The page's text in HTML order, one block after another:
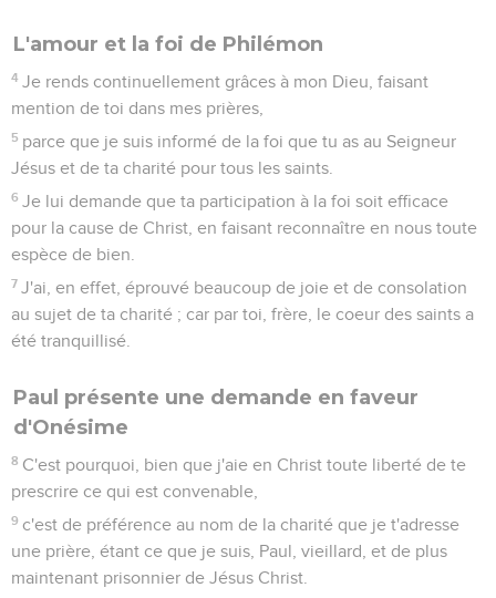
L'amour et la foi de Philémon
4 Je rends continuellement grâces à mon Dieu, faisant
mention de toi dans mes prières,
5 parce que je suis informé de la foi que tu as au Seigneur
Jésus et de ta charité pour tous les saints.
6 Je lui demande que ta participation à la foi soit efficace
pour la cause de Christ, en faisant reconnaître en nous toute
espèce de bien.
7 J'ai, en effet, éprouvé beaucoup de joie et de consolation
au sujet de ta charité ; car par toi, frère, le coeur des saints a
été tranquillisé.
Paul présente une demande en faveur
d'Onésime
8 C'est pourquoi, bien que j'aie en Christ toute liberté de te
prescrire ce qui est convenable,
9 c'est de préférence au nom de la charité que je t'adresse
une prière, étant ce que je suis, Paul, vieillard, et de plus
maintenant prisonnier de Jésus Christ.